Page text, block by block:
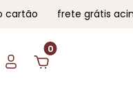
0
frete grátis acima de